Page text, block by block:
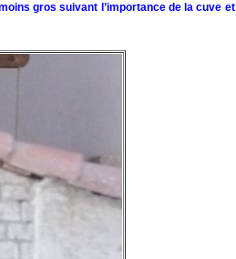
gros suivant l’importance de la cuve et